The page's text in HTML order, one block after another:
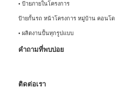
• ป้ายภายในโครงการ
ป้ายกั้นรถ หน้าโครงการ หมู่บ้าน คอนโด
• ผลิตงานปั้นทุกรูปแบบ
คำถามที่พบบ่อย
ติดต่อเรา